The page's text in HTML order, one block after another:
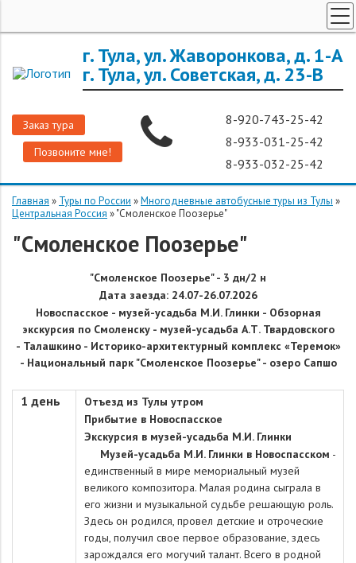
г. Тула, ул. Жаворонкова, д. 1-А
г. Тула, ул. Советская, д. 23-В
Заказ тура
Позвоните мне!
8-920-743-25-42
8-933-031-25-42
8-933-032-25-42
ЗАРУБЕЖНЫЕ ТУРЫ
ГОРЯЩИЕ ТУРЫ
О КОМПАНИИ
Главная » Туры по России »Многодневные автобусные туры из Тулы »
Центральная Россия »"Смоленское Поозерье"
"Смоленское Поозерье"
"Смоленское Поозерье"- 3 дн/2 н
Дата заезда: 24.07-26.07.2026
Новоспасское - музей-усадьба М.И. Глинки - Обзорная
экскурсия по Смоленску - музей-усадьба А.Т. Твардовского
- Талашкино - Историко-архитектурный комплекс «Теремок»
- Национальный парк "Смоленское Поозерье" - озеро Сапшо
1 день
Отъезд из Тулы утром
Прибытие в Новоспасское
Экскурсия в музей-усадьба М.И. Глинки
Музей-усадьба М.И. Глинки в Новоспасском -
единственный в мире мемориальный музей
великого композитора. Малая родина сыграла в
его жизни и музыкальной судьбе решающую роль.
Здесь он родился, провел детские и отроческие
годы, получил свое первое образование, здесь
зарождался его могучий талант. Всего в родной